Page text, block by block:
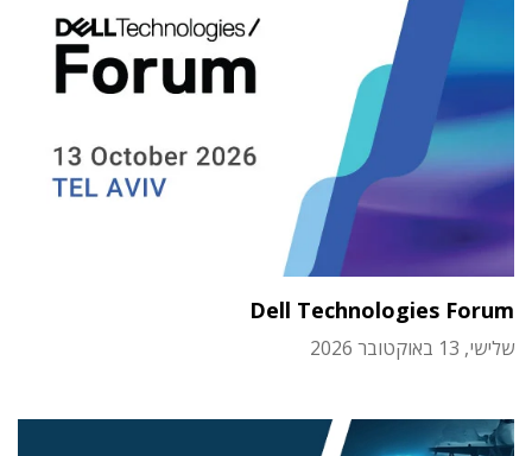
Dell Technologies Forum
שלישי, 13 באוקטובר 2026